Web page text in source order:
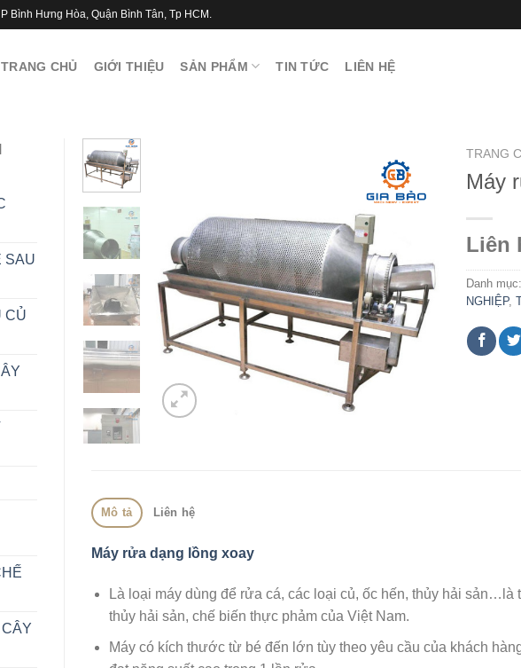
Bình Hưng Hòa, Quận Bình Tân, Tp HCM.
TRANG CHỦ GIỚI THIỆU SẢN PHẨM TIN TỨC LIÊN HỆ
SAU
CỦ
TRANG
Máy
Liên
Danh
NGHIỆP,
Mô tả Liên hệ
Máy rửa dạng lồng xoay
Là loại máy dùng để rửa cá, các loại củ, ốc hến, thủy hải
thủy hải sản, chế biến thực phảm của Việt Nam.
Máy có kích thước từ bé đến lớn tùy theo yêu cầu của khách